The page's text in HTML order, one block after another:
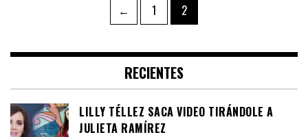
entradas
← Page
1 Page
2
RECIENTES
LILLY TÉLLEZ SACA VIDEO TIRÁNDOLE A
JULIETA RAMÍREZ